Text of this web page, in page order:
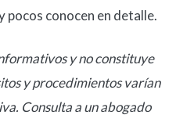
pocos conocen en detalle.
y no constituye
y procedimientos varían
Consulta a un abogado